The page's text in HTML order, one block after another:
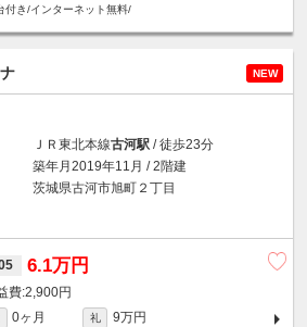
付き/インターネット無料/
NEW
ＪＲ東北本線古河駅 / 徒歩23分
築年月2019年11月 / 2階建
茨城県古河市旭町２丁目
6.1万円
2,900円
0ヶ月 礼
9万円